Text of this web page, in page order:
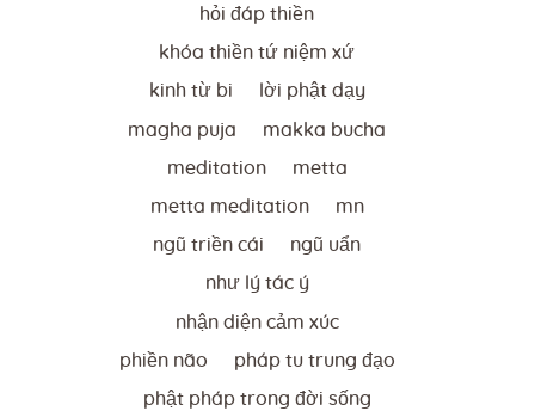
hỏi đáp thiền
khóa thiền tứ niệm xứ
kinh từ bi lời phật dạy
magha puja makka bucha
meditation metta
metta meditation mn
ngũ triền cái ngũ uẩn
như lý tác ý
nhận diện cảm xúc
phiền não pháp tu trung đạo
phật pháp trong đời sống